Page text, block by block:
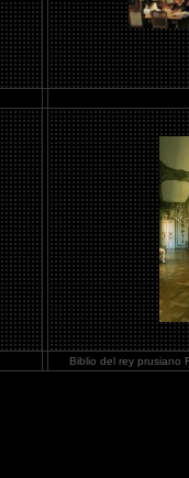
Biblio del rey prusiano